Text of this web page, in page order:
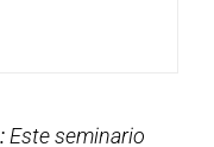
Este seminario